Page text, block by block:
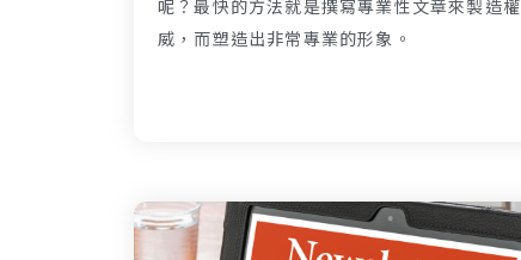
呢？最快的方法就是撰寫專業性文章來製造權
威，而塑造出非常專業的形象。